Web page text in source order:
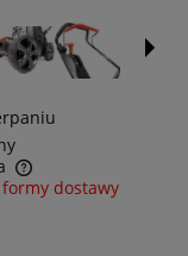
dostawy